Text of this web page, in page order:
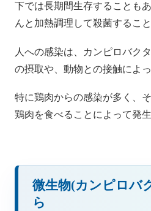
下では長期間生存することも
んと加熱調理して殺菌するこ
人への感染は、カンピロバク
の摂取や、動物との接触によ
特に鶏肉からの感染が多く、
鶏肉を食べることによって発生
微生物(カンピロバ
ら